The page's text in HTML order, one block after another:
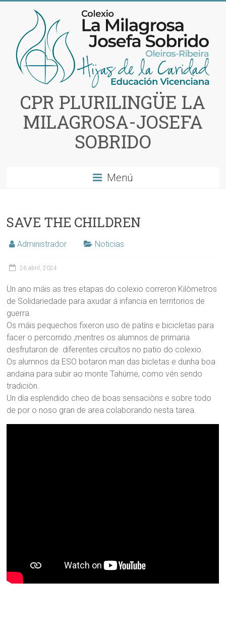
contenido
CPR PLURILINGÜE LA
MILAGROSA-JOSEFA
SOBRIDO
Menú
SAVE THE CHILDREN
Administrador Noticias
26 abril, 2024
Un ano máis as tres etapas do colexio correron Kilòmetros
de Solidariedade para axudar á infancia en territorios de
guerra.
Os máis pequechos fixeron uso de patíns e bicicletas para
facer o percorrido ,mentres os alumnos de primaria
desfrutaron de diferentes circuítos no patio do colexio.
Os alumnos da ESO botaron man das bicletas e dunha boa
andaina para subir ao monte Tahúme, como vén sendo
tradiciòn.
Un día esplendido cheo de boas sensaciòns e sobre todo
de por o noso gran de area colaborando nesta tarea.